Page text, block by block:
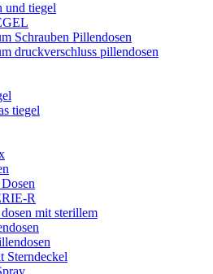
und tiegel
Schrauben Pillendosen
druckverschluss pillendosen
tiegel
R
mit sterillem
Sterndeckel